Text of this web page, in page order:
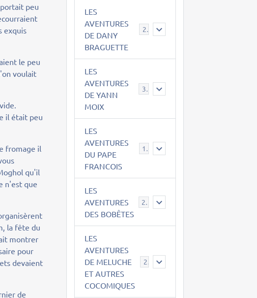
peu
exquis
le peu
voulait
il était peu
fromage il
qu'il
n'est que
la fête du
montrer
pour
devaient
de
LES
AVENTURES
DE DANY
BRAGUETTE
29
LES
AVENTURES
DE YANN
MOIX
39
LES
AVENTURES
DU PAPE
FRANCOIS
15
LES
AVENTURES
DES BOBÊTES
23
LES
AVENTURES
DE MELUCHE
ET AUTRES
COCOMIQUES
22